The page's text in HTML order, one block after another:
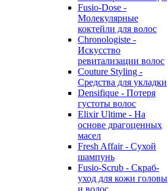
Fusio-Dose -
Молекулярные
коктейли для волос
Chronologiste -
Искусство
ревитализации волос
Couture Styling -
Средства для укладки
Densifique - Потеря
густоты волос
Elixir Ultime - На
основе драгоценных
масел
Fresh Affair - Сухой
шампунь
Fusio-Scrub - Скраб-
уход для кожи головы
и волос